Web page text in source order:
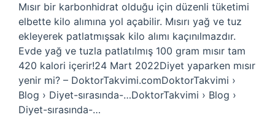
Mısır bir karbonhidrat olduğu için düzenli tüketimi
elbette kilo alımına yol açabilir. Mısırı yağ ve tuz
ekleyerek patlatmışsak kilo alımı kaçınılmazdır.
Evde yağ ve tuzla patlatılmış 100 gram mısır tam
420 kalori içerir!24 Mart 2022Diyet yaparken mısır
yenir mi? – DoktorTakvimi.comDoktorTakvimi ›
Blog › Diyet-sırasında-…DoktorTakvimi › Blog ›
Diyet-sırasında-…